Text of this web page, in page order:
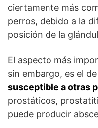
ciertamente más
perros, debido a la
posición de la
El aspecto más
sin embargo, es el de
susceptible a otras
prostáticos,
puede producir